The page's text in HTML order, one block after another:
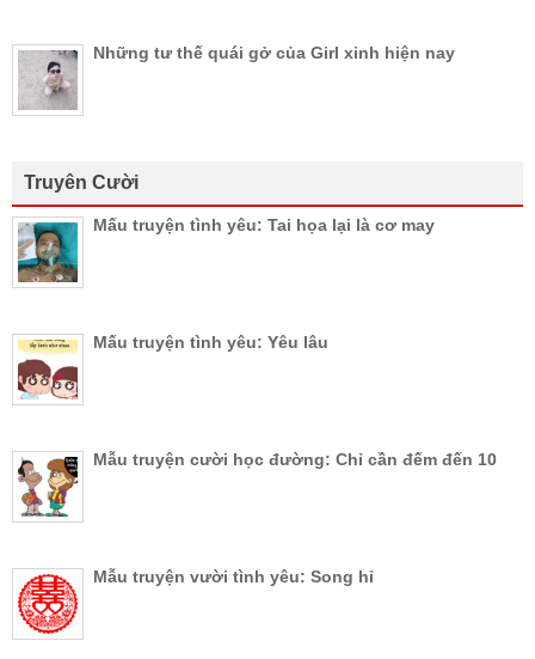
Những tư thế quái gở của Girl xinh hiện nay
Truyên Cười
Mấu truyện tình yêu: Tai họa lại là cơ may
Mấu truyện tình yêu: Yêu lâu
Mẫu truyện cười học đường: Chỉ cần đếm đến 10
Mẫu truyện vười tình yêu: Song hỉ